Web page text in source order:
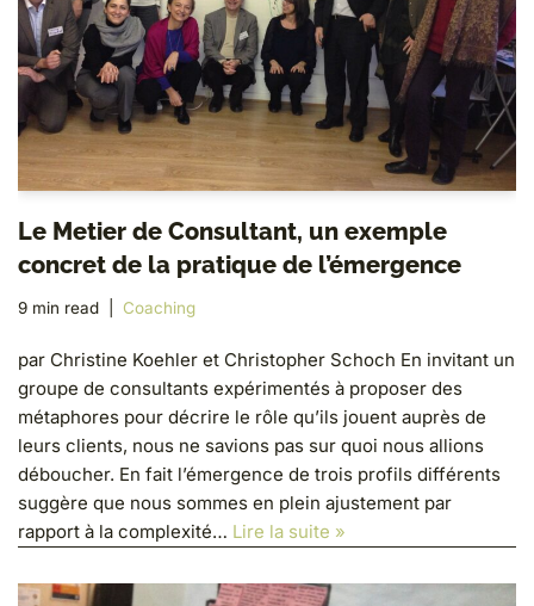
Le Metier de Consultant, un exemple
concret de la pratique de l’émergence
9 min read Coaching
par Christine Koehler et Christopher Schoch En invitant un
groupe de consultants expérimentés à proposer des
métaphores pour décrire le rôle qu’ils jouent auprès de
leurs clients, nous ne savions pas sur quoi nous allions
déboucher. En fait l’émergence de trois profils différents
suggère que nous sommes en plein ajustement par
rapport à la complexité… Lire la suite »